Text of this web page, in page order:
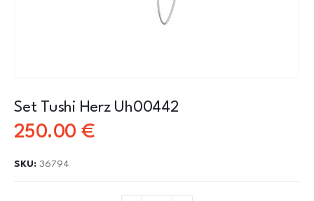
Set Tushi Herz Uh00442
250.00 €
SKU: 36794